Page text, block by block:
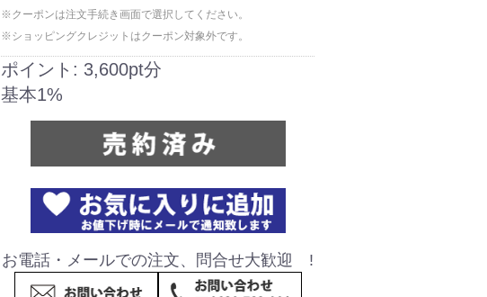
※クーポンは注文手続き画面で選択してください。
※ショッピングクレジットはクーポン対象外です。
ポイント: 3,600pt分
基本1%
お電話・メールでの注文、問合せ大歓迎 !